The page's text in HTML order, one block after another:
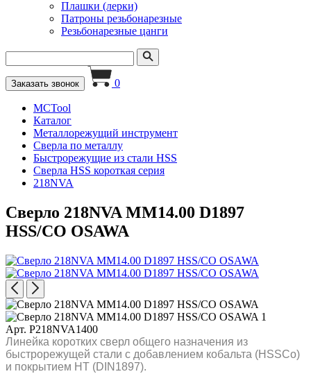
Плашки (лерки)
Патроны резьбонарезные
Резьбонарезные цанги
Заказать звонок 0
MCTool
Каталог
Металлорежущий инструмент
Сверла по металлу
Быстрорежущие из стали HSS
Сверла HSS короткая серия
218NVA
Сверло 218NVA MM14.00 D1897
HSS/CO OSAWA
Арт. P218NVA1400
Линейка коротких сверл общего назначения из
быстрорежущей стали с добавлением кобальта (HSSCo)
и покрытием HT (DIN1897).